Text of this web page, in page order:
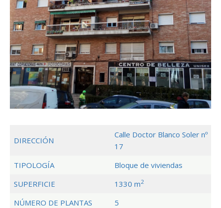
DIRECCIÓN
Calle Doctor Blanco Soler nº
17
TIPOLOGÍA
Bloque de viviendas
SUPERFICIE
1330 m2
NÚMERO DE PLANTAS
5